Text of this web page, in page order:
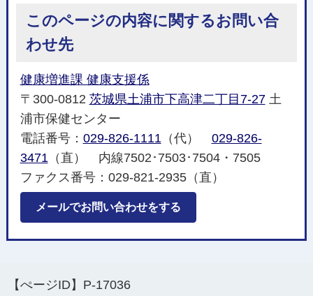
このページの内容に関するお問い合
わせ先
健康増進課 健康支援係
〒300-0812 茨城県土浦市下高津二丁目7-27土
浦市保健センター
電話番号： 029-826-1111（代） 029-826-
3471（直） 内線7502･7503･7504・7505
ファクス番号：029-821-2935（直）
メールでお問い合わせをする
【ぺージID】 P-17036